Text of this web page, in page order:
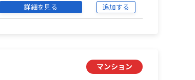
詳細を見る 追加する
マンション